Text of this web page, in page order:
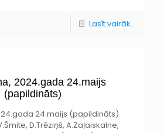
Lasīt vairāk...
2024.gada 24.maijs
(papildināts)
24.maijs (papildināts)
D.Trēziņš, A.Zaļaiskalne,